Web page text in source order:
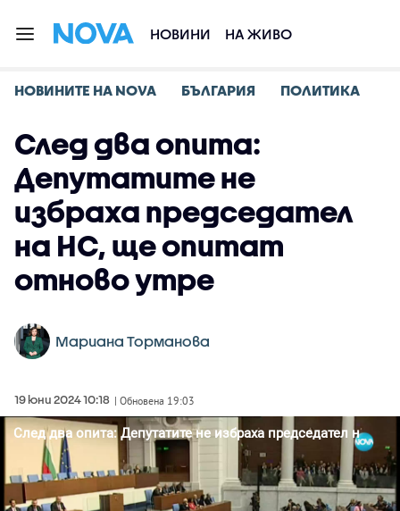
НОВИНИ НА ЖИВО
НОВИНИТЕ НА NOVA БЪЛГАРИЯ ПОЛИТИКА
След два опита:
Депутатите не
избраха председател
на НС, ще опитат
отново утре
Мариана Торманова
19 юни 2024 10:18 | Обновена 19:03